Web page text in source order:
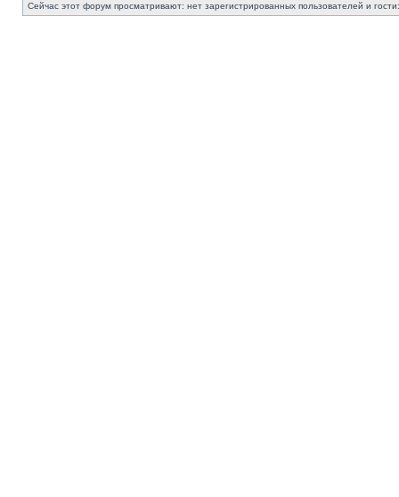
Сейчас этот форум просматривают: нет зарегистрированных пользователей и